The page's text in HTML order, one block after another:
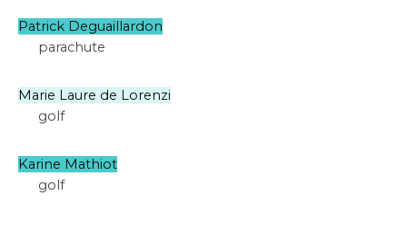
Patrick Deguaillardon
parachute
Marie Laure de Lorenzi
golf
Karine Mathiot
golf